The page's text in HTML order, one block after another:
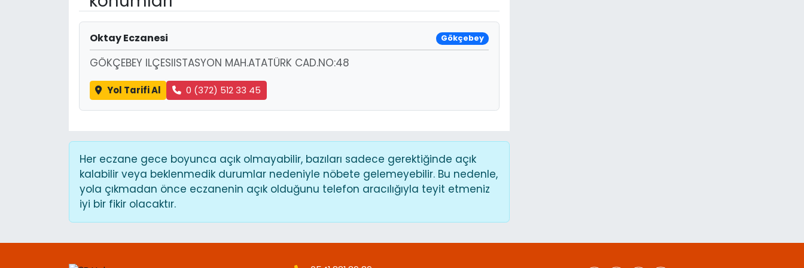
Oktay Eczanesi Gökçebey
GÖKÇEBEY ILÇESIISTASYON MAH.ATATÜRK CAD.NO:48
Yol Tarifi Al 0 (372) 512 33 45
Her eczane gece boyunca açık olmayabilir, bazıları sadece gerektiğinde açık
kalabilir veya beklenmedik durumlar nedeniyle nöbete gelemeyebilir. Bu nedenle,
yola çıkmadan önce eczanenin açık olduğunu telefon aracılığıyla teyit etmeniz
iyi bir fikir olacaktır.